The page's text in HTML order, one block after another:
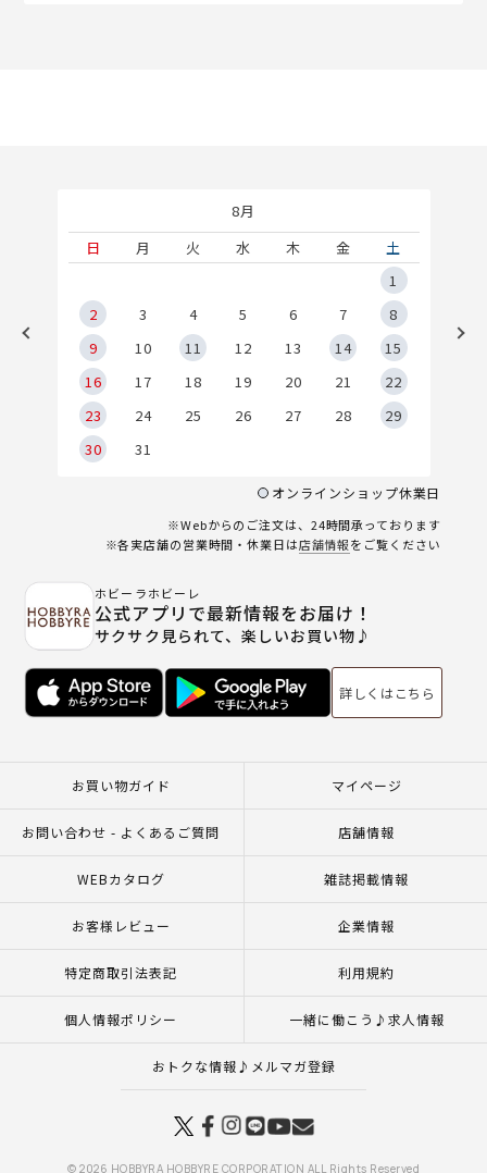
8月
日
月 火 水 木 金
土
1
2
3 4 5 6 7
8
9
10 11 12 13 14
15
16
17 18 19 20 21
22
23
24 25 26 27 28
29
30
31
オンラインショップ休業日
※Webからのご注文は、24時間承っております
※各実店舗の営業時間・休業日は店舗情報をご覧ください
ホビーラホビーレ
公式アプリで最新情報をお届け！
サクサク見られて、楽しいお買い物♪
詳しくはこちら
お買い物ガイド マイページ
お問い合わせ - よくあるご質問 店舗情報
WEBカタログ 雑誌掲載情報
お客様レビュー 企業情報
特定商取引法表記 利用規約
個人情報ポリシー 一緒に働こう♪求人情報
おトクな情報♪メルマガ登録
© 2026 HOBBYRA HOBBYRE CORPORATION ALL Rights Reserved